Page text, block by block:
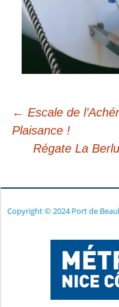
articles
← Escale de
Plaisance !
Régate La
Copyright © 2024 Port de